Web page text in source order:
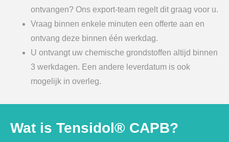
ontvangen? Ons export-team regelt dit graag voor u.
Vraag binnen enkele minuten een offerte aan en
ontvang deze binnen één werkdag.
U ontvangt uw chemische grondstoffen altijd binnen
3 werkdagen. Een andere leverdatum is ook
mogelijk in overleg.
Wat is Tensidol® CAPB?